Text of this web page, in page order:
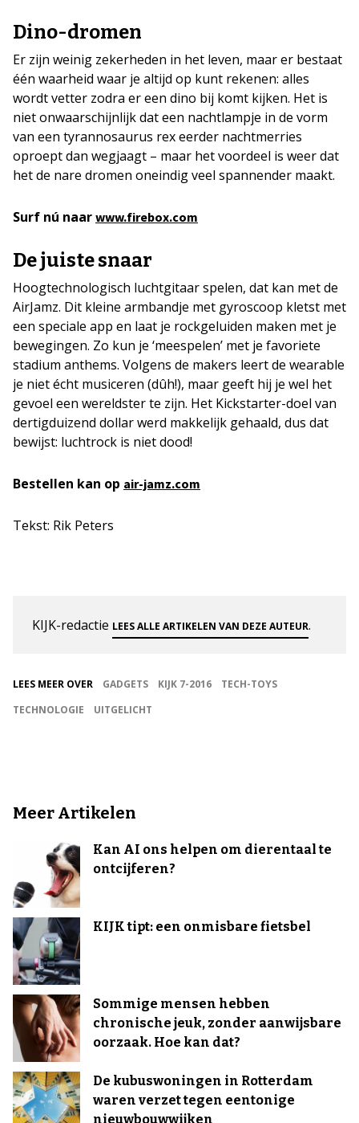
Dino-dromen
Er zijn weinig zekerheden in het leven, maar er bestaat
één waarheid waar je altijd op kunt rekenen: alles
wordt vetter zodra er een dino bij komt kijken. Het is
niet onwaarschijnlijk dat een nachtlampje in de vorm
van een tyrannosaurus rex eerder nachtmerries
oproept dan wegjaagt – maar het voordeel is weer dat
het de nare dromen oneindig veel spannender maakt.
Surf nú naar www.firebox.com
De juiste snaar
Hoogtechnologisch luchtgitaar spelen, dat kan met de
AirJamz. Dit kleine armbandje met gyroscoop kletst met
een speciale app en laat je rockgeluiden maken met je
bewegingen. Zo kun je ‘meespelen’ met je favoriete
stadium anthems. Volgens de makers leert de wearable
je niet écht musiceren (dûh!), maar geeft hij je wel het
gevoel een wereldster te zijn. Het Kickstarter-doel van
dertigduizend dollar werd makkelijk gehaald, dus dat
bewijst: luchtrock is niet dood!
Bestellen kan op air-jamz.com
Tekst: Rik Peters
KIJK-redactie LEES ALLE ARTIKELEN VAN DEZE AUTEUR.
LEES MEER OVER GADGETS KIJK 7-2016
TECH-TOYS
TECHNOLOGIE
UITGELICHT
Meer Artikelen
Kan AI ons helpen om dierentaal te
ontcijferen?
KIJK tipt: een onmisbare fietsbel
Sommige mensen hebben
chronische jeuk, zonder aanwijsbare
oorzaak. Hoe kan dat?
De kubuswoningen in Rotterdam
waren verzet tegen eentonige
nieuwbouwwijken